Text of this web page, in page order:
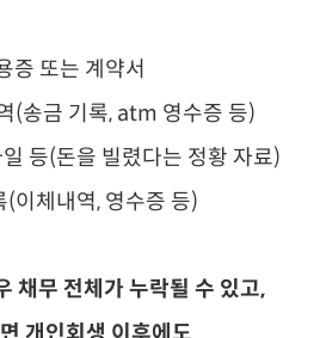
증 또는 계약서
(송금 기록, atm 영수증 등)
등(돈을 빌렸다는 정황 자료)
(이체내역, 영수증 등)
채무 전체가 누락될 수 있고,